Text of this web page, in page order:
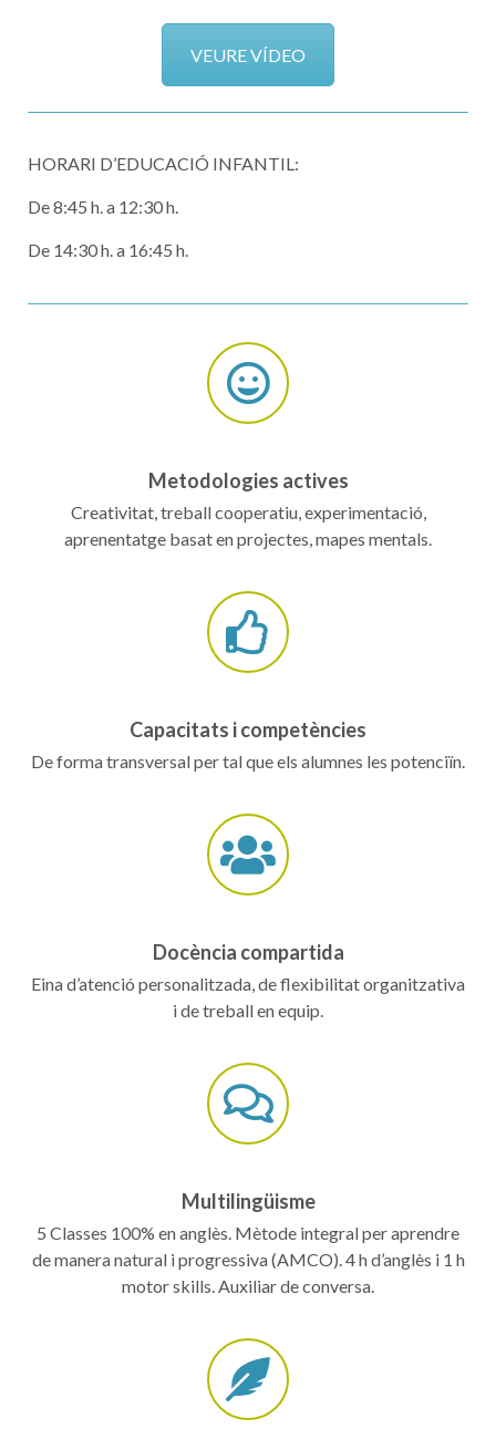
VEURE VÍDEO
HORARI D’EDUCACIÓ INFANTIL:
De 8:45 h. a 12:30 h.
De 14:30 h. a 16:45 h.
Metodologies actives
Creativitat, treball cooperatiu, experimentació,
aprenentatge basat en projectes, mapes mentals.
Capacitats i competències
De forma transversal per tal que els alumnes les potenciïn.
Docència compartida
Eina d’atenció personalitzada, de flexibilitat organitzativa
i de treball en equip.
Multilingüisme
5 Classes 100% en anglès. Mètode integral per aprendre
de manera natural i progressiva (AMCO). 4 h d’anglès i 1 h
motor skills. Auxiliar de conversa.